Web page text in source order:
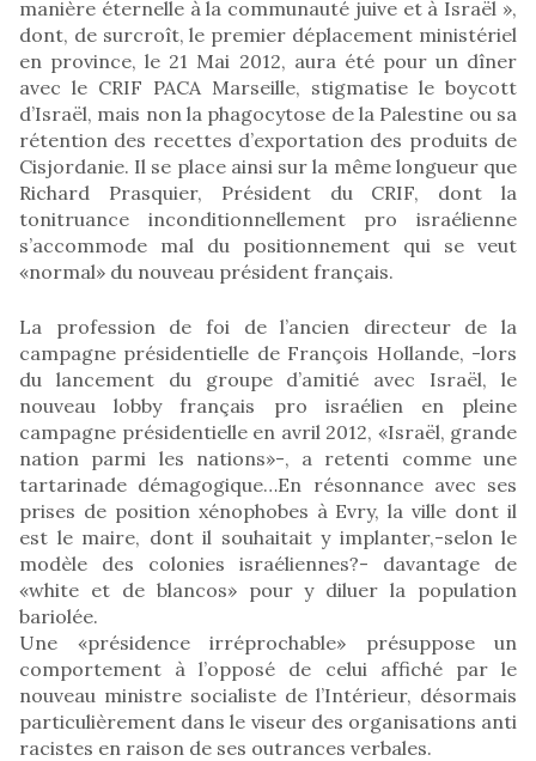
manière éternelle à la communauté juive et à Israël »,
dont, de surcroît, le premier déplacement ministériel
en province, le 21 Mai 2012, aura été pour un dîner
avec le CRIF PACA Marseille, stigmatise le boycott
d’Israël, mais non la phagocytose de la Palestine ou sa
rétention des recettes d’exportation des produits de
Cisjordanie. Il se place ainsi sur la même longueur que
Richard Prasquier, Président du CRIF, dont la
tonitruance inconditionnellement pro israélienne
s’accommode mal du positionnement qui se veut
«normal» du nouveau président français.
La profession de foi de l’ancien directeur de la
campagne présidentielle de François Hollande, -lors
du lancement du groupe d’amitié avec Israël, le
nouveau lobby français pro israélien en pleine
campagne présidentielle en avril 2012, «Israël, grande
nation parmi les nations»-, a retenti comme une
tartarinade démagogique…En résonnance avec ses
prises de position xénophobes à Evry, la ville dont il
est le maire, dont il souhaitait y implanter,-selon le
modèle des colonies israéliennes?- davantage de
«white et de blancos» pour y diluer la population
bariolée.
Une «présidence irréprochable» présuppose un
comportement à l’opposé de celui affiché par le
nouveau ministre socialiste de l’Intérieur, désormais
particulièrement dans le viseur des organisations anti
racistes en raison de ses outrances verbales.